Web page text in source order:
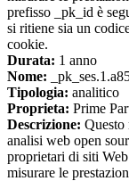
prefisso _pk_id è
si ritiene sia un
cookie.
Durata: 1 anno
Nome:
Tipologia: analitico
Proprieta: Prime
Descrizione: Questo
analisi web open
proprietari di siti
misurare le